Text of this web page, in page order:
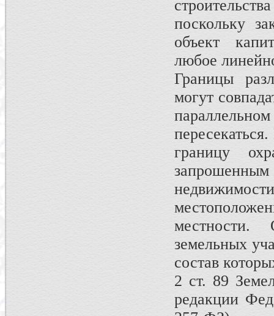
поскольку
объект
любое
Границы
могут
границу
запрошенным
местности.
земельных
состав
2 ст. 89
редакции